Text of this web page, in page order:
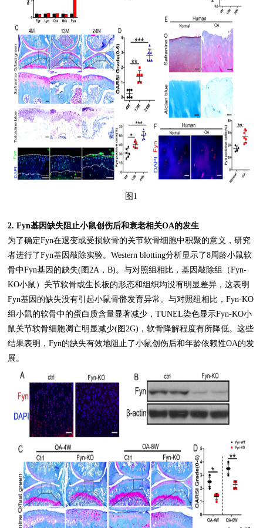
图1
2. Fyn基因缺失阻止小鼠创伤后和衰老相关OA的发生
为了确定Fyn在退变或受损软骨的关节软骨细胞中积聚的意义，研究
者进行了Fyn基因敲除实验。Western blotting分析显示了8周龄小鼠软
骨中Fyn基因的缺失(图2A，B)。与对照组相比，基因敲除组（Fyn-
KO小鼠）关节软骨或生长板的形态和组织均没有明显差异，这表明
Fyn基因的缺失没有引起小鼠骨骼发育异常。与对照组相比，Fyn-KO
组小鼠的软骨中的蛋白质含量显著减少，TUNEL染色显示Fyn-KO小
鼠关节软骨细胞凋亡明显减少(图2G)，软骨降解程度有所降低。这些
结果表明，Fyn的缺失有效地阻止了小鼠创伤后和年龄依赖性OA的发
展。